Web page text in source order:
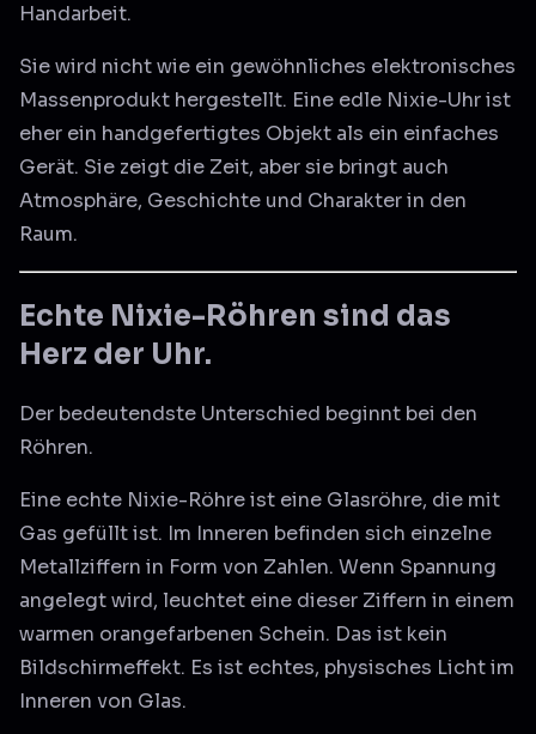
Handarbeit.
Sie wird nicht wie ein gewöhnliches elektronisches
Massenprodukt hergestellt. Eine edle Nixie-Uhr ist
eher ein handgefertigtes Objekt als ein einfaches
Gerät. Sie zeigt die Zeit, aber sie bringt auch
Atmosphäre, Geschichte und Charakter in den
Raum.
Echte Nixie-Röhren sind das
Herz der Uhr.
Der bedeutendste Unterschied beginnt bei den
Röhren.
Eine echte Nixie-Röhre ist eine Glasröhre, die mit
Gas gefüllt ist. Im Inneren befinden sich einzelne
Metallziffern in Form von Zahlen. Wenn Spannung
angelegt wird, leuchtet eine dieser Ziffern in einem
warmen orangefarbenen Schein. Das ist kein
Bildschirmeffekt. Es ist echtes, physisches Licht im
Inneren von Glas.